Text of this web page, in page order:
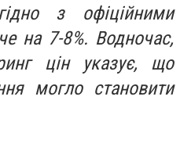
з офіційними
на 7-8%. Водночас,
цін указує, що
могло становити